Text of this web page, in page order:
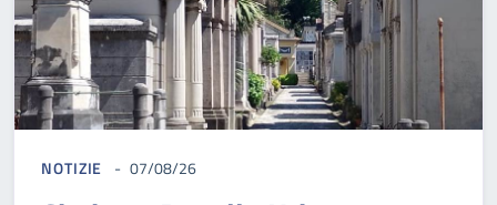
NOTIZIE 07/08/26